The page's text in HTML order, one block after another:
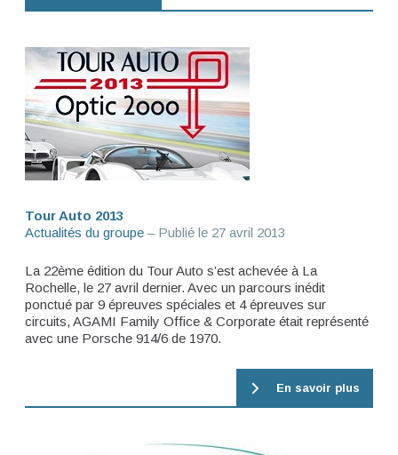
Tour Auto 2013
Actualités du groupe – Publié le 27 avril 2013
La 22ème édition du Tour Auto s’est achevée à La
Rochelle, le 27 avril dernier. Avec un parcours inédit
ponctué par 9 épreuves spéciales et 4 épreuves sur
circuits, AGAMI Family Office & Corporate était représenté
avec une Porsche 914/6 de 1970.
En savoir plus